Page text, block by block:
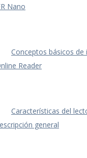
Nano
Conceptos básicos
Reader
Características del
general